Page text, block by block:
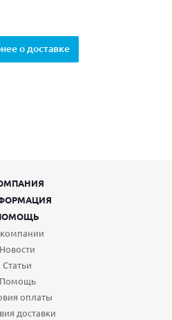
о доставке
Новости
Статьи
Помощь
оплаты
доставки